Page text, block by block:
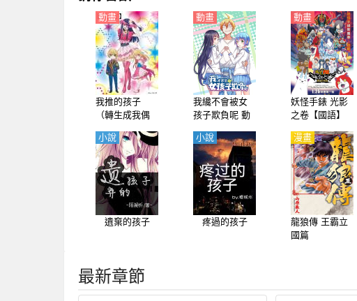
我推的孩子
（轉生成我偶
【日語】
動畫
我纔不會被女
孩子欺負呢 動
動畫
妖怪手錶 光影
之卷【國語】
動畫
遺棄的孩子
小說
疼過的孩子
小說
龍狼傳 王霸立
國篇
漫畫
最新章節